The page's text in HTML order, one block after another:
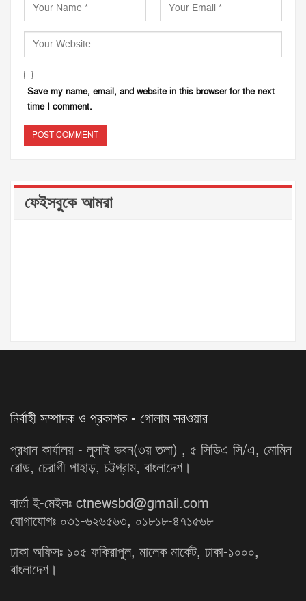
Save my name, email, and website in this browser for the next
time I comment.
ফেইসবুকে আমরা
নির্বাহী সম্পাদক ও প্রকাশক - গোলাম সরওয়ার
প্রধান কার্যালয় - লুসাই ভবন(৩য় তলা) , ৫ সিডিএ সি/এ, মোমিন
রোড, চেরাগী পাহাড়, চট্টগ্রাম, বাংলাদেশ।
বার্তা ই-মেইলঃ ctnewsbd@gmail.com
যোগাযোগঃ ০৩১-৬২৬৫৬৩, ০১৮১৮-৪৭১৫৬৮
ঢাকা অফিসঃ ১০৫ ফকিরাপুল, মালেক মার্কেট, ঢাকা-১০০০,
বাংলাদেশ।